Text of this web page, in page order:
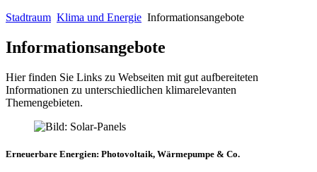
Stadtraum Klima und Energie Informationsangebote
Informationsangebote
Hier finden Sie Links zu Webseiten mit gut aufbereiteten
Informationen zu unterschiedlichen klimarelevanten
Themengebieten.
Erneuerbare Energien: Photovoltaik, Wärmepumpe & Co.